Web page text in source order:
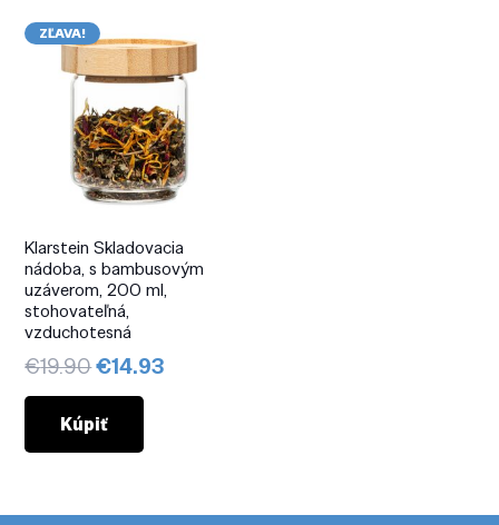
ZĽAVA!
Klarstein Skladovacia
nádoba, s bambusovým
uzáverom, 200 ml,
stohovateľná,
vzduchotesná
€19.90Pôvodná
cena
bola:
€19.90.
€14.93
Kúpiť